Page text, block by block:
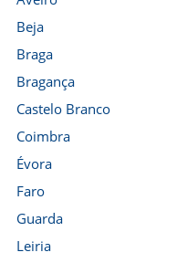
Beja
Braga
Bragança
Castelo Branco
Coimbra
Évora
Faro
Guarda
Leiria